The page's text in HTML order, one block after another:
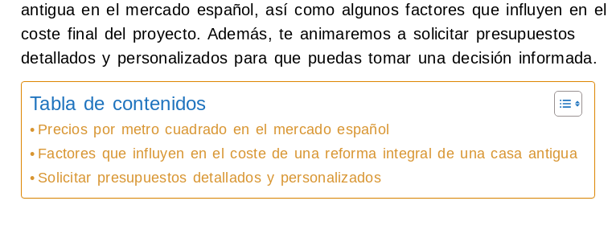
antigua en el mercado español, así como algunos factores que influyen en el
coste final del proyecto. Además, te animaremos a solicitar presupuestos
detallados y personalizados para que puedas tomar una decisión informada.
Tabla de contenidos
Precios por metro cuadrado en el mercado español
Factores que influyen en el coste de una reforma integral de una casa antigua
Solicitar presupuestos detallados y personalizados